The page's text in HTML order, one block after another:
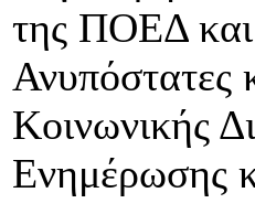
της ΠΟΕΔ και
Ανυπόστατες
Κοινωνικής
Ενημέρωσης